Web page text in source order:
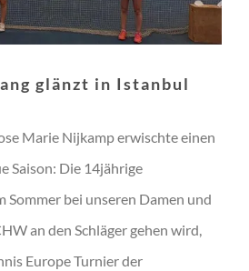
glänzt in Istanbul
Marie Nijkamp erwischte einen
Saison: Die 14jährige
Sommer bei unseren Damen und
an den Schläger gehen wird,
Europe Turnier der